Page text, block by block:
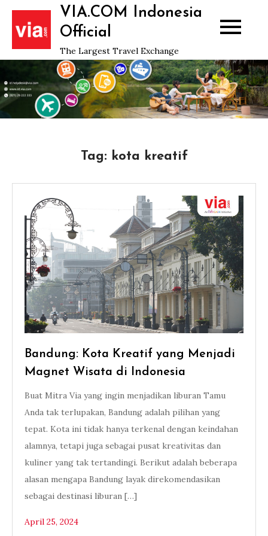
Skip
content
VIA.COM Indonesia
Official
The Largest Travel Exchange
Tag: kota kreatif
Bandung: Kota Kreatif yang Menjadi
Magnet Wisata di Indonesia
Buat Mitra Via yang ingin menjadikan liburan Tamu
Anda tak terlupakan, Bandung adalah pilihan yang
tepat. Kota ini tidak hanya terkenal dengan keindahan
alamnya, tetapi juga sebagai pusat kreativitas dan
kuliner yang tak tertandingi. Berikut adalah beberapa
alasan mengapa Bandung layak direkomendasikan
sebagai destinasi liburan […]
April 25, 2024